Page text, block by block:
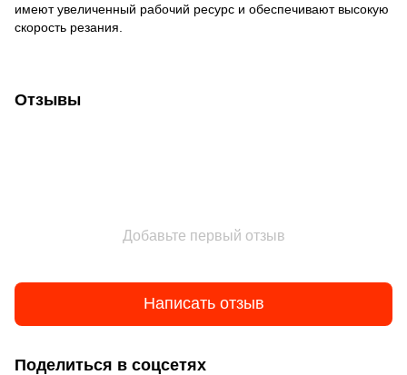
имеют увеличенный рабочий ресурс и обеспечивают высокую
скорость резания.
Отзывы
Добавьте первый отзыв
Написать отзыв
Поделиться в соцсетях